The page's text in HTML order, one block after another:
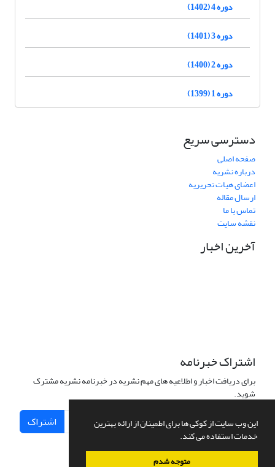
این وب سایت از کوکی ها برای اطمینان از ارائه بهترین
خدمات استفاده می کند.
متوجه شدم
دوره 4 (1402)
دوره 3 (1401)
دوره 2 (1400)
دوره 1 (1399)
دسترسی سریع
صفحه اصلی
درباره نشریه
اعضای هیات تحریریه
ارسال مقاله
تماس با ما
نقشه سایت
آخرین اخبار
اشتراک خبرنامه
برای دریافت اخبار و اطلاعیه های مهم نشریه در خبرنامه نشریه مشترک
شوید.
اشتراک